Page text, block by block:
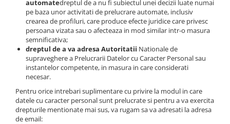
automatedreptul de a nu fi subiectul unei decizii luate numai
pe baza unor activitati de prelucrare automate, inclusiv
crearea de profiluri, care produce efecte juridice care privesc
persoana vizata sau o afecteaza in mod similar intr-o masura
semnificativa;
dreptul de a va adresa Autoritatii Nationale de
supraveghere a Prelucrarii Datelor cu Caracter Personal sau
instantelor competente, in masura in care considerati
necesar.
Pentru orice intrebari suplimentare cu privire la modul in care
datele cu caracter personal sunt prelucrate si pentru a va exercita
drepturile mentionate mai sus, va rugam sa va adresati la adresa
de email: